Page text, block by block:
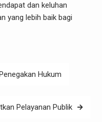
dan keluhan
yang lebih baik bagi
Hukum
Pelayanan Publik